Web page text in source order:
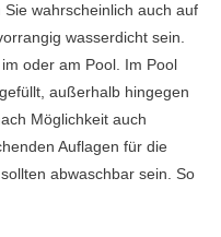
Sie wahrscheinlich auch auf
wasserdicht sein.
oder am Pool. Im Pool
außerhalb hingegen
Möglichkeit auch
Auflagen für die
abwaschbar sein. So